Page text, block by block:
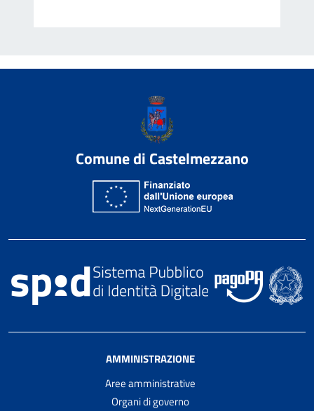
Comune di Castelmezzano
AMMINISTRAZIONE
Aree amministrative
Organi di governo